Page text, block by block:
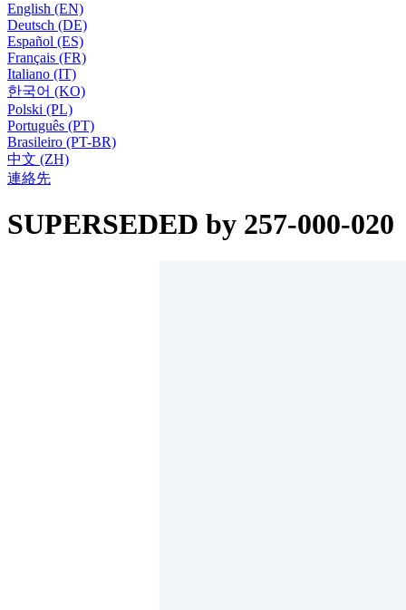
English (EN)
Deutsch (DE)
Español (ES)
Français (FR)
Italiano (IT)
한국어 (KO)
Polski (PL)
Português (PT)
Brasileiro (PT-BR)
中文 (ZH)
連絡先
SUPERSEDED by 257-000-020